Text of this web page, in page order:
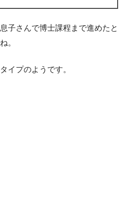
子さんで博士課程まで進めたと
。
イプのようです。